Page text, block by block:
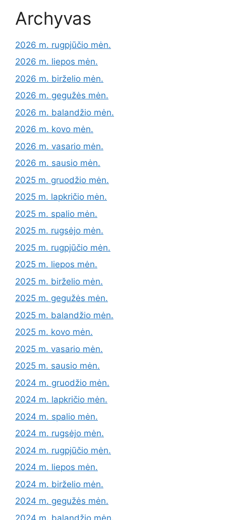
Archyvas
2026 m. rugpjūčio mėn.
2026 m. liepos mėn.
2026 m. birželio mėn.
2026 m. gegužės mėn.
2026 m. balandžio mėn.
2026 m. kovo mėn.
2026 m. vasario mėn.
2026 m. sausio mėn.
2025 m. gruodžio mėn.
2025 m. lapkričio mėn.
2025 m. spalio mėn.
2025 m. rugsėjo mėn.
2025 m. rugpjūčio mėn.
2025 m. liepos mėn.
2025 m. birželio mėn.
2025 m. gegužės mėn.
2025 m. balandžio mėn.
2025 m. kovo mėn.
2025 m. vasario mėn.
2025 m. sausio mėn.
2024 m. gruodžio mėn.
2024 m. lapkričio mėn.
2024 m. spalio mėn.
2024 m. rugsėjo mėn.
2024 m. rugpjūčio mėn.
2024 m. liepos mėn.
2024 m. birželio mėn.
2024 m. gegužės mėn.
2024 m. balandžio mėn.